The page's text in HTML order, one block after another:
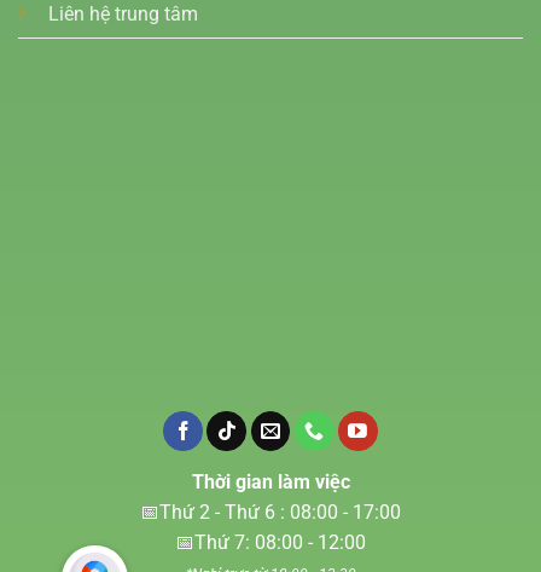
Liên hệ trung tâm
Thời gian làm việc
📅Thứ 2 - Thứ 6 : 08:00 - 17:00
📅Thứ 7: 08:00 - 12:00